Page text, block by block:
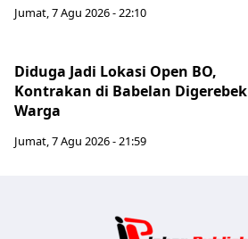
Jumat, 7 Agu 2026 - 22:10
Diduga Jadi Lokasi Open BO,
Kontrakan di Babelan Digerebek
Warga
Jumat, 7 Agu 2026 - 21:59